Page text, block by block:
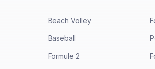
Beach Volley
Baseball
Formule 2